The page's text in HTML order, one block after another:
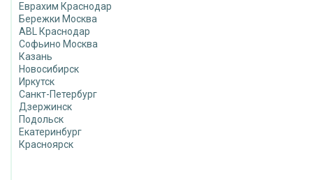
Еврахим Краснодар
Бережки Москва
ABL Краснодар
Софьино Москва
Казань
Новосибирск
Иркутск
Санкт-Петербург
Дзержинск
Подольск
Екатеринбург
Красноярск